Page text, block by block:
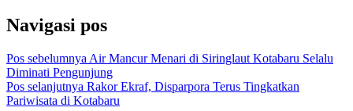
Navigasi pos
Pos sebelumnya Air Mancur Menari di Siringlaut Kotabaru Selalu
Diminati Pengunjung
Pos selanjutnya Rakor Ekraf, Disparpora Terus Tingkatkan
Pariwisata di Kotabaru